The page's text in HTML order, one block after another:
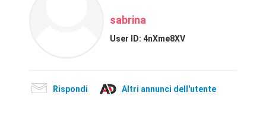
(Milano)+39800168 ...
sabrina
User ID: 4nXme8XV
Rispondi Altri annunci dell'utente